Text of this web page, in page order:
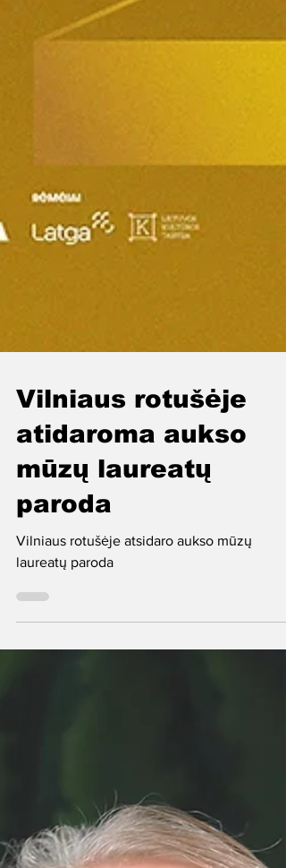
Vilniaus rotušėje
atidaroma aukso
mūzų laureatų
Vilniaus rotušėje atsidaro aukso mūzų